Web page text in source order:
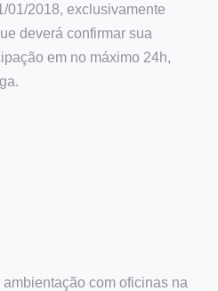
01/2018, exclusivamente
deverá confirmar sua
em no máximo 24h,
com oficinas na